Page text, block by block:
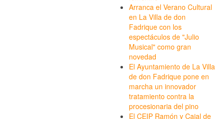
Arranca el Verano Cultural
en La Villa de don
Fadrique con los
espectáculos de "Julio
Musical" como gran
novedad
El Ayuntamiento de La Villa
de don Fadrique pone en
marcha un innovador
tratamiento contra la
procesionaria del pino
El CEIP Ramón y Cajal de